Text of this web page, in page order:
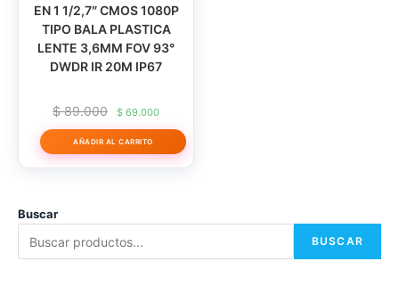
EN 1 1/2,7″ CMOS 1080P
TIPO BALA PLASTICA
LENTE 3,6MM FOV 93°
DWDR IR 20M IP67
$89.000
El
original
era:
$ 89.000.
$ 69.000El
actual
es:
$ 69.000.
AÑADIR AL CARRITO
Buscar
BUSCAR